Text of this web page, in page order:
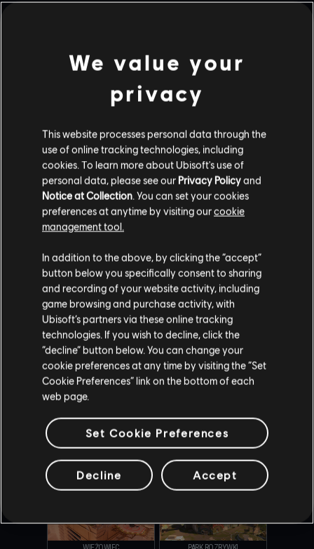
W ZWARCIU SZMARAGDOWE RÓWNINY
WYBRZEŻE KONSULAT
FAWELA
BAZA HEREFORD DOM
OUTBACK SAMOLOT PREZYDENCKI
We value your
privacy
This website processes personal data through the
use of online tracking technologies, including
cookies. To learn more about Ubisoft's use of
personal data, please see our Privacy Policyand
Notice at Collection . You can set your cookies
preferences at anytime by visiting ourcookie
management tool.
In addition to the above, by clicking the “accept”
button below you specifically consent to sharing
and recording of your website activity, including
game browsing and purchase activity, with
Ubisoft’s partners via these online tracking
technologies. If you wish to decline, click the
“decline” button below. You can change your
cookie preferences at any time by visiting the “Set
Cookie Preferences” link on the bottom of each
web page.
Set Cookie Preferences
Decline Accept